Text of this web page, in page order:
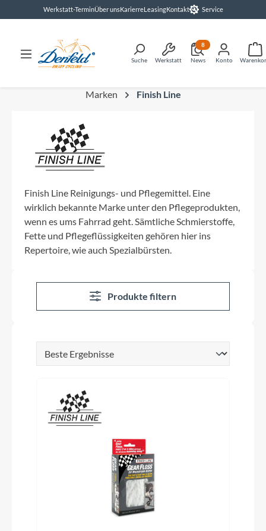
springenWerkstatt-TerminÜber unsKarierreLeasingKontakt Service
Suche Werkstatt News
8
Konto
Marken Finish Line
Finish Line Reinigungs- und Pflegemittel. Eine
wirklich bekannte Marke unter den Pflegeprodukten,
wenn es ums Fahrrad geht. Sämtliche Schmierstoffe,
Fette und Pflegeflüssigkeiten gehören hier ins
Repertoire, wie auch Spezialbürsten.
Produkte filtern